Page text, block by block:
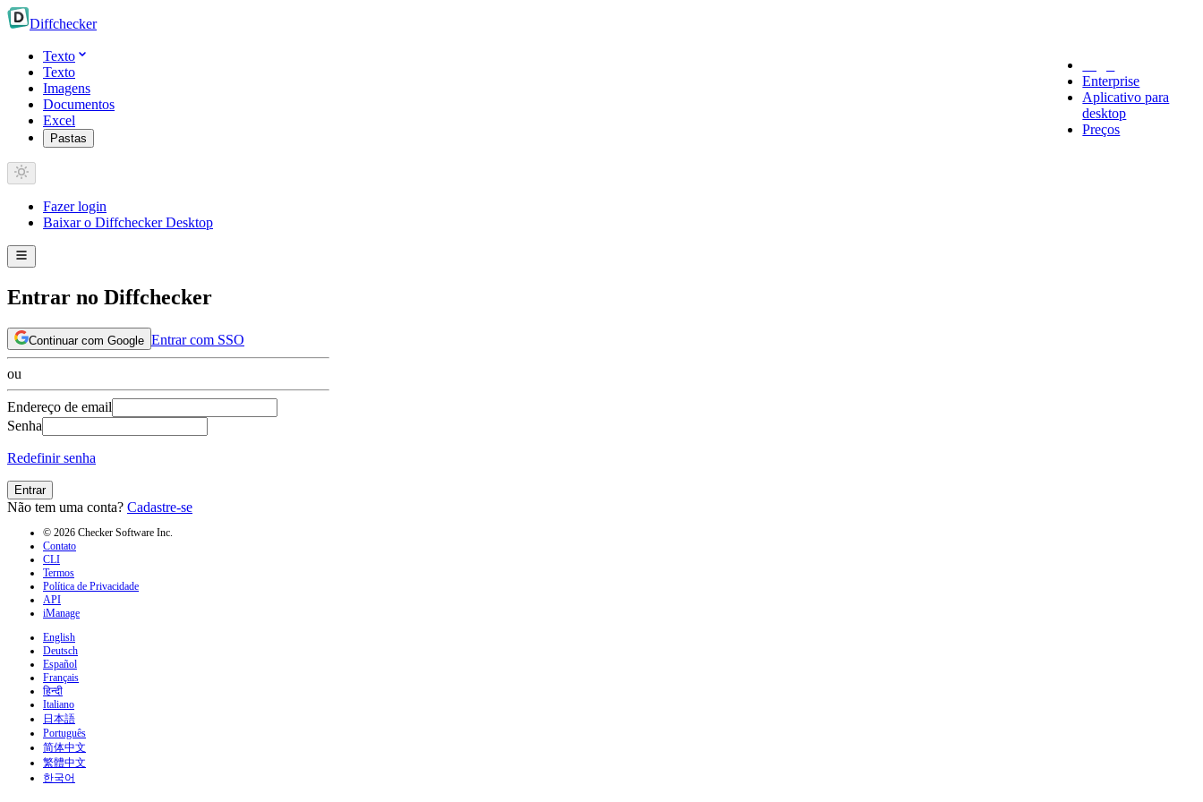
Diffchecker
Texto
Texto
Imagens
Documentos
Excel
Pastas
Enterprise
Aplicativo para
desktop
Preços
Fazer login
Baixar o Diffchecker Desktop
Entrar no Diffchecker
Continuar com Google Entrar com SSO
ou
Endereço de email
Senha
Redefinir senha
Entrar
Não tem uma conta? Cadastre-se
© 2026 Checker Software Inc.
Contato
CLI
Termos
Política de Privacidade
API
iManage
English
Deutsch
Español
Français
हिन्दी
Italiano
日本語
Português
简体中文
繁體中文
한국어